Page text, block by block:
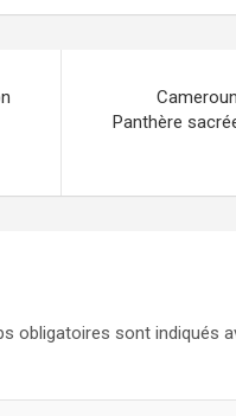
Panthère
obligatoires sont indiqués